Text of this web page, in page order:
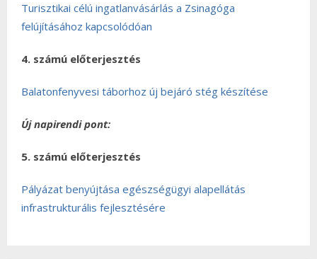
Turisztikai célú ingatlanvásárlás a Zsinagóga
felújításához kapcsolódóan
4. számú előterjesztés
Balatonfenyvesi táborhoz új bejáró stég készítése
Új napirendi pont:
5. számú előterjesztés
Pályázat benyújtása egészségügyi alapellátás
infrastrukturális fejlesztésére